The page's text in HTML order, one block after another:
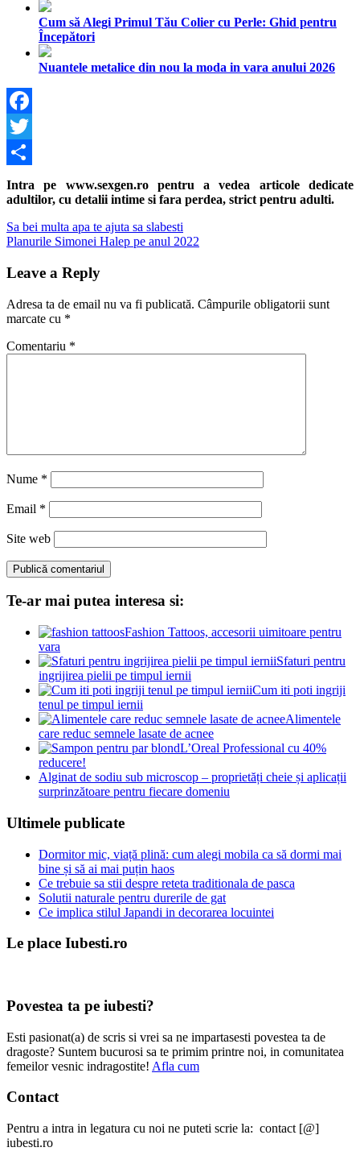
Cum să Alegi Primul Tău Colier cu Perle: Ghid pentru
Începători
Nuantele metalice din nou la moda in vara anului 2026
Facebook
Twitter
Share
Intra pe www.sexgen.ro pentru a vedea articole dedicate
adultilor, cu detalii intime si fara perdea, strict pentru adulti.
Navigare
în
articole
Previous
Post:
Sa bei multa apa te ajuta sa slabesti
Next
Planurile Simonei Halep pe anul 2022
Leave a Reply
Adresa ta de email nu va fi publicată. Câmpurile obligatorii sunt
marcate cu *
Comentariu *
Nume *
Email *
Site web
Te-ar mai putea interesa si:
Fashion Tattoos, accesorii uimitoare pentru
vara
Sfaturi pentru
ingrijirea pielii pe timpul iernii
Cum iti poti ingriji
tenul pe timpul iernii
Alimentele
care reduc semnele lasate de acnee
L’Oreal Professional cu 40%
reducere!
Alginat de sodiu sub microscop – proprietăți cheie și aplicații
surprinzătoare pentru fiecare domeniu
Ultimele publicate
Dormitor mic, viață plină: cum alegi mobila ca să dormi mai
bine și să ai mai puțin haos
Ce trebuie sa stii despre reteta traditionala de pasca
Solutii naturale pentru durerile de gat
Ce implica stilul Japandi in decorarea locuintei
Le place Iubesti.ro
Povestea ta pe iubesti?
Esti pasionat(a) de scris si vrei sa ne impartasesti povestea ta de
dragoste? Suntem bucurosi sa te primim printre noi, in comunitatea
femeilor vesnic indragostite! Afla cum
Contact
Pentru a intra in legatura cu noi ne puteti scrie la: contact [@]
iubesti.ro